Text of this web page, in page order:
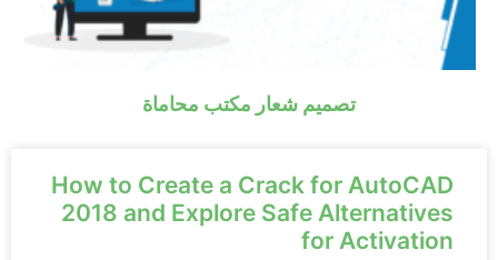
تصميم شعار مكتب محاماة
How to Create a Crack for AutoCAD
2018 and Explore Safe Alternatives
for Activation